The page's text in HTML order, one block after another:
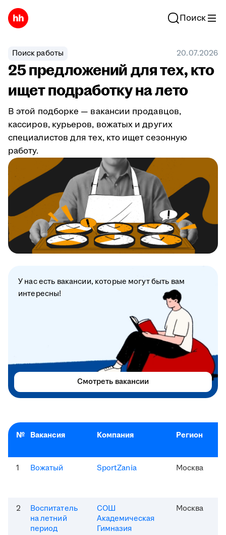
Поиск
Поиск работы 20.07.2026
25 предложений для тех, кто
ищет подработку на лето
В этой подборке — вакансии продавцов,
кассиров, курьеров, вожатых и других
специалистов для тех, кто ищет сезонную
работу.
№ Вакансия Компания Регион
1 Вожатый SportZania Москва
2
Воспитатель
на летний
период
СОШ
Академическая
Гимназия
Москва
У нас есть вакансии, которые могут быть вам
интересны!
Смотреть вакансии